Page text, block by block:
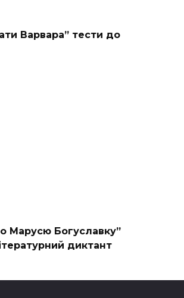
Варвара” тести до
Марусю Богуславку”
диктант